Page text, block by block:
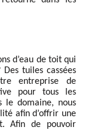
d’eau de toit qui
tuiles cassées
entreprise de
pour tous les
le domaine, nous
afin d’offrir une
Afin de pouvoir